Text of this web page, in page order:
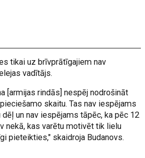
tikai uz brīvprātīgajiem nav
vadītājs.
[armijas rindās] nespēj nodrošināt
skaitu. Tas nav iespējams
un nav iespējams tāpēc, ka pēc 12
nekā, kas varētu motivēt tik lielu
pieteikties," skaidroja Budanovs.